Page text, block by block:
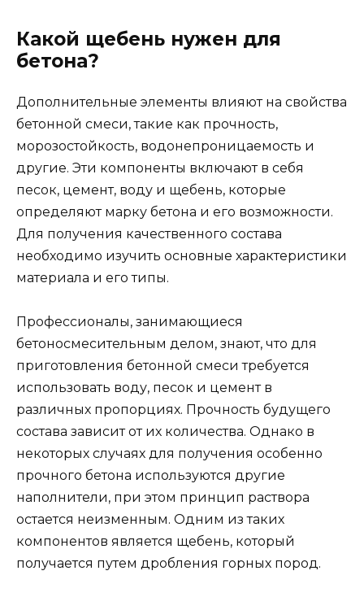
Какой щебень нужен для
бетона?
Дополнительные элементы влияют на свойства
бетонной смеси, такие как прочность,
морозостойкость, водонепроницаемость и
другие. Эти компоненты включают в себя
песок, цемент, воду и щебень, которые
определяют марку бетона и его возможности.
Для получения качественного состава
необходимо изучить основные характеристики
материала и его типы.
Профессионалы, занимающиеся
бетоносмесительным делом, знают, что для
приготовления бетонной смеси требуется
использовать воду, песок и цемент в
различных пропорциях. Прочность будущего
состава зависит от их количества. Однако в
некоторых случаях для получения особенно
прочного бетона используются другие
наполнители, при этом принцип раствора
остается неизменным. Одним из таких
компонентов является щебень, который
получается путем дробления горных пород.